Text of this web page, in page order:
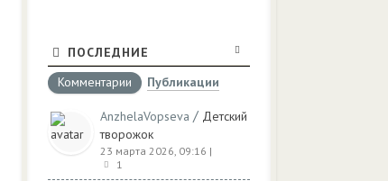
ПОСЛЕДНИЕ
Комментарии
Публикации
AnzhelaVopseva / Детский
творожок
23 марта 2026, 09:16 |
1